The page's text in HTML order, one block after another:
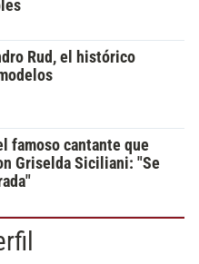
Rud, el histórico
famoso cantante que
Griselda Siciliani: "Se